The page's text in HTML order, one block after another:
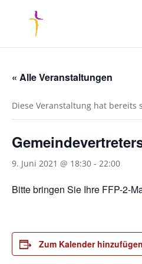
« Alle Veranstaltungen
Diese Veranstaltung hat bereits
9. Juni 2021 @ 18:30 - 22:00
Bitte bringen Sie Ihre FFP-2-
Zum Kalender hinzufügen